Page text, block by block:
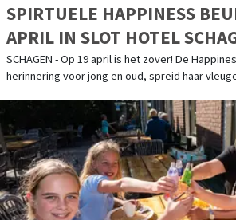
SPIRTUELE HAPPINESS
APRIL IN SLOT HOTEL
SCHAGEN - Op 19 april is het zover! De
herinnering voor jong en oud, spreid haar